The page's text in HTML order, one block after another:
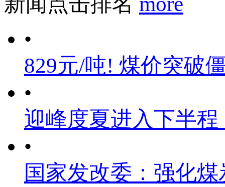
•
829元/吨! 煤价突破
•
迎峰度夏进入下半
•
国家发改委：强化